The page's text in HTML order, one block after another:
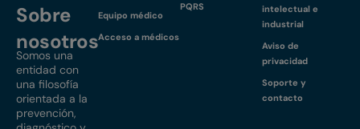
Sobre
nosotros
Somos una
entidad con
una filosofía
orientada a la
prevención,
Equipo médico
Acceso a médicos
PQRS
intelectual e
industrial
Aviso de
privacidad
Soporte y
contacto